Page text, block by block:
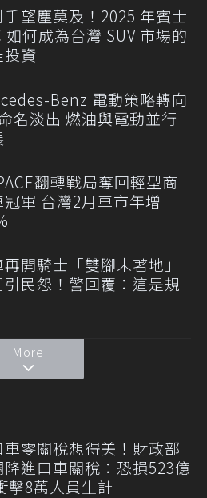
手望塵莫及！2025 年賓士
如何成為台灣 SUV 市場的
投資
Benz 電動策略轉向
名淡出 燃油與電動並行
翻轉戰局奪回輕型商
冠軍 台灣2月車市年增
開騎士「雙腳未著地」
引民怨！警回覆：這是規
More
車零關稅想得美！財政部
降進口車關稅：恐損523億
擊8萬人員生計